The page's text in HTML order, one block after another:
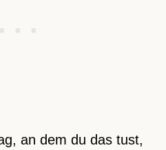
an dem du das tust,